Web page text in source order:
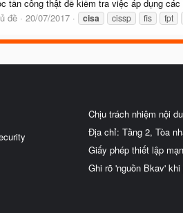
tấn công thật để kiểm tra việc áp dụng
đề 20/07/2017 cisa cissp fis fpt
Chịu trách nhiệm nội
Địa chỉ: Tầng 2, Tòa
Giấy phép thiết lập
Ghi rõ 'nguồn Bkav'